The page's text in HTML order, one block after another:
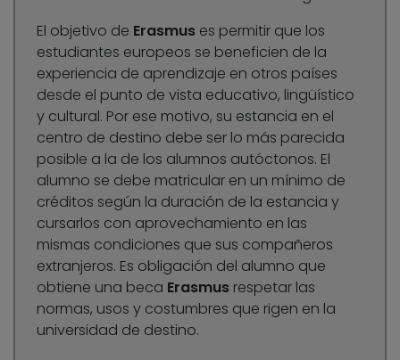
El objetivo de Erasmus es permitir que los
estudiantes europeos se beneficien de la
experiencia de aprendizaje en otros países
desde el punto de vista educativo, lingüístico
y cultural. Por ese motivo, su estancia en el
centro de destino debe ser lo más parecida
posible a la de los alumnos autóctonos. El
alumno se debe matricular en un mínimo de
créditos según la duración de la estancia y
cursarlos con aprovechamiento en las
mismas condiciones que sus compañeros
extranjeros. Es obligación del alumno que
obtiene una beca Erasmus respetar las
normas, usos y costumbres que rigen en la
universidad de destino.